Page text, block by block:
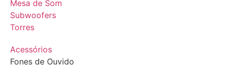
Mesa de Som
Subwoofers
Torres
Acessórios
Fones de Ouvido